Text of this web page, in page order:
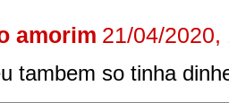
amorim 21/04/2020,
tambem so tinha